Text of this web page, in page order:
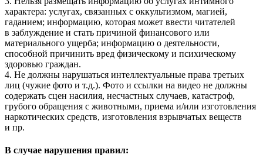
характера: услугах, связанных с оккультизмом, магией,
гаданием; информацию, которая может ввести читателей
в заблуждение и стать причиной финансового или
материального ущерба; информацию о деятельности,
способной причинить вред физическому и психическому
здоровью граждан.
4. Не должны нарушаться интеллектуальные права третьих
лиц (чужие фото и т.д.). Фото и ссылки на видео не должны
содержать сцен насилия, несчастных случаев, катастроф,
грубого обращения с животными, приема и/или изготовления
наркотических средств, изготовления взрывчатых веществ
и пр.
В случае нарушения правил: